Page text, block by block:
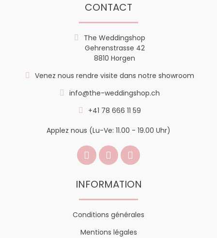
CONTACT
The Weddingshop
Gehrenstrasse 42
8810 Horgen
Venez nous rendre visite dans notre showroom
info@the-weddingshop.ch
+41 78 666 11 59
Applez nous (Lu-Ve: 11.00 - 19.00 Uhr)
INFORMATION
Conditions générales
Mentions légales